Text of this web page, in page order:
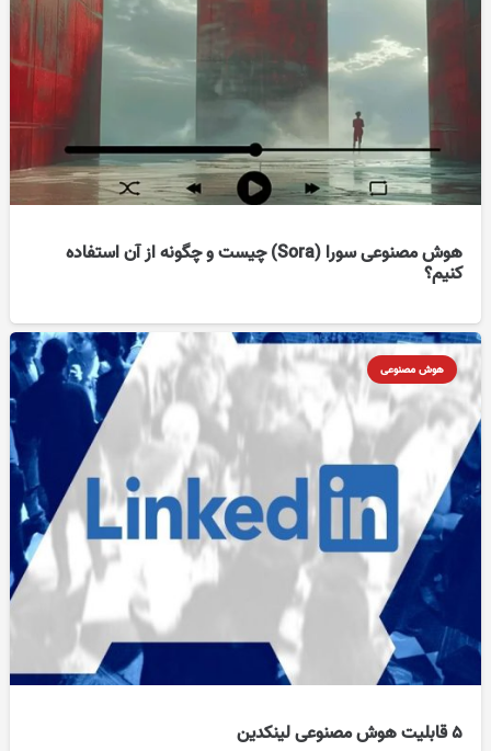
هوش مصنوعی سورا (Sora) چیست و چگونه از آن استفاده
کنیم؟
هوش مصنوعی
۵ قابلیت هوش مصنوعی لینکدین